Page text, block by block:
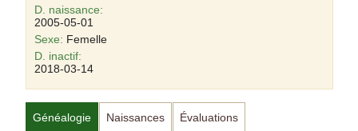
D. naissance:
2005-05-01
Sexe: Femelle
D. inactif:
2018-03-14
Généalogie Naissances Évaluations